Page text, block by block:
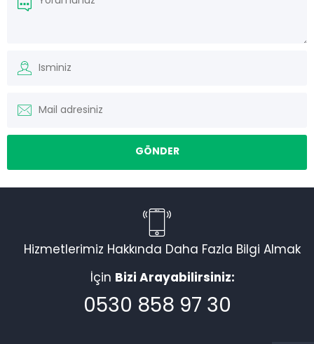
Hizmetlerimiz Hakkında Daha Fazla Bilgi Almak
İçin Bizi Arayabilirsiniz:
0530 858 97 30